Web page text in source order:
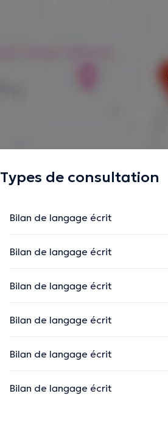
Types de consultation
Bilan de langage écrit
Bilan de langage écrit
Bilan de langage écrit
Bilan de langage écrit
Bilan de langage écrit
Bilan de langage écrit